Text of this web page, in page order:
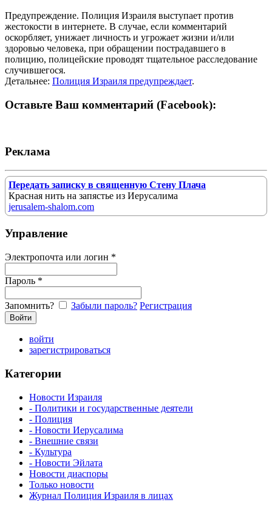
Предупреждение. Полиция Израиля выступает против
жестокости в интернете. В случае, если комментарий
оскорбляет, унижает личность и угрожает жизни и/или
здоровью человека, при обращении пострадавшего в
полицию, полицейские проводят тщательное расследование
случившегося.
Детальнее: Полиция Израиля предупреждает.
Оставьте Ваш комментарий (Facebook):
Реклама
Передать записку в священную Стену Плача
Красная нить на запястье из Иерусалима
jerusalem-shalom.com
Управление
Электропочта или логин *
Пароль *
Запомнить? Забыли пароль? Регистрация
войти
зарегистрироваться
Категории
Новости Израиля
- Политики и государственные деятели
- Полиция
- Новости Иерусалима
- Внешние связи
- Культура
- Новости Эйлата
Новости диаспоры
Только новости
Журнал Полиция Израиля в лицах